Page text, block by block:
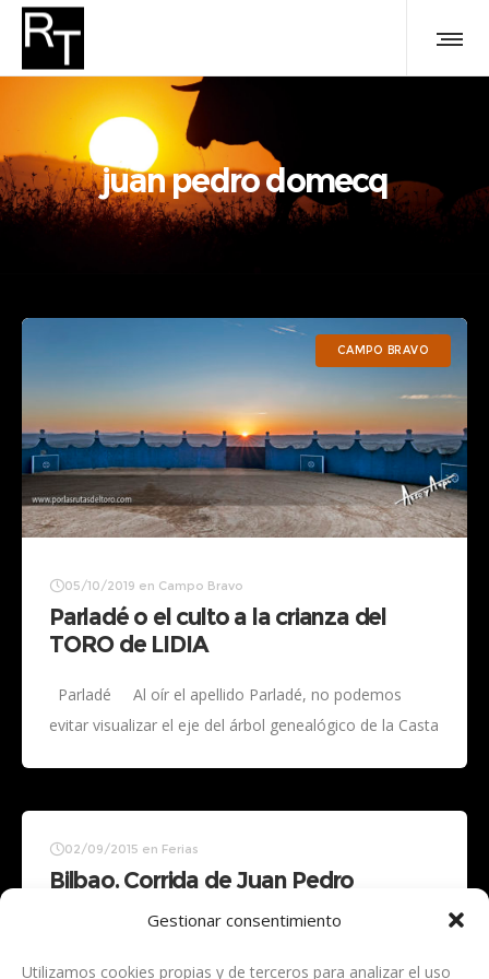
Gestionar consentimiento
Utilizamos cookies propias y de terceros para analizar el uso
juan pedro domecq
CAMPO BRAVO
05/10/2019 en Campo Bravo
Parladé o el culto a la crianza del
TORO de LIDIA
Parladé Al oír el apellido Parladé, no podemos
evitar visualizar el eje del árbol genealógico de la Casta
02/09/2015 en Ferias
Bilbao. Corrida de Juan Pedro